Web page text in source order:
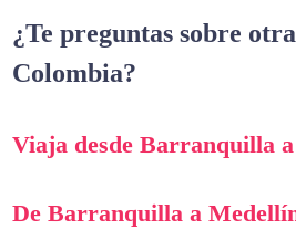
¿Te preguntas sobre
Colombia?
Viaja desde Barranquilla
De Barranquilla a